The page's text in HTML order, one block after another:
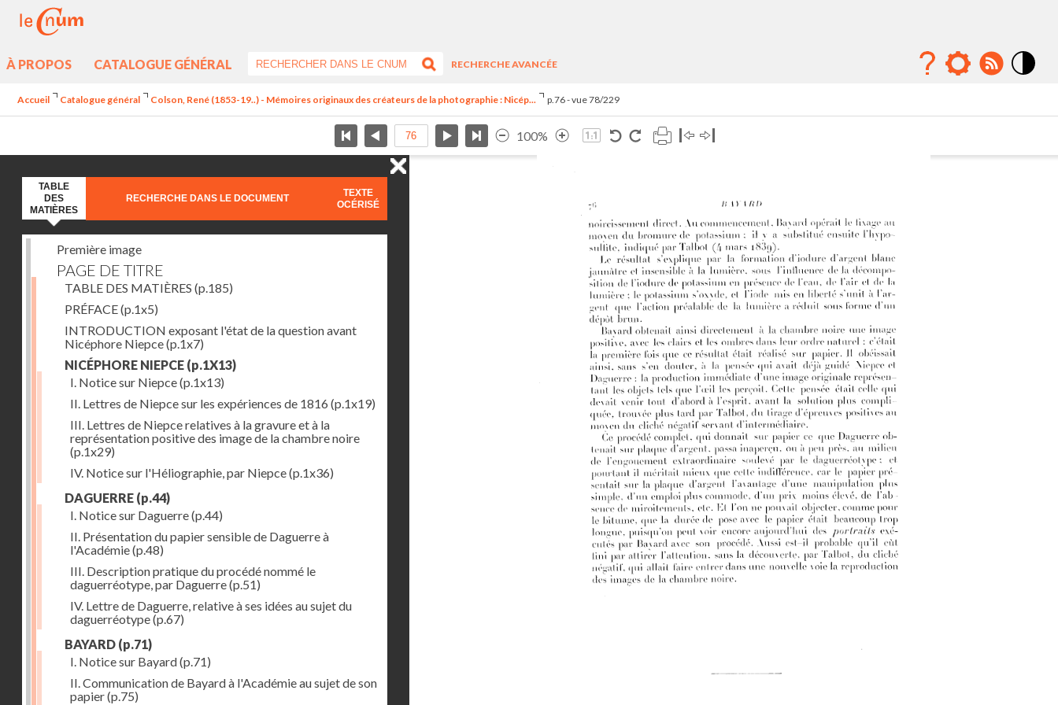
À PROPOS CATALOGUE GÉNÉRAL
RECHERCHE AVANCÉE
Accueil Catalogue général Colson, René (1853-19..) - Mémoires originaux des créateurs de la photographie : Nicép... p.76 - vue 78/229
100%
TABLE
DES
MATIÈRES
RECHERCHE DANS LE DOCUMENT
TEXTE
OCÉRISÉ
Première image
PAGE DE TITRE
TABLE DES MATIÈRES (p.185)
PRÉFACE(p.1x5)
INTRODUCTION exposant l'état de la question avant
Nicéphore Niepce(p.1x7)
NICÉPHORE NIEPCE (p.1X13)
I. Notice sur Niepce(p.1x13)
II. Lettres de Niepce sur les expériences de 1816 (p.1x19)
III. Lettres de Niepce relatives à la gravure et à la
représentation positive des image de la chambre noire
(p.1x29)
IV. Notice sur l'Héliographie, par Niepce(p.1x36)
DAGUERRE (p.44)
I. Notice sur Daguerre(p.44)
II. Présentation du papier sensible de Daguerre à
l'Académie(p.48)
III. Description pratique du procédé nommé le
daguerréotype, par Daguerre(p.51)
IV. Lettre de Daguerre, relative à ses idées au sujet du
daguerréotype(p.67)
BAYARD (p.71)
I. Notice sur Bayard(p.71)
II. Communication de Bayard à l'Académie au sujet de son
papier(p.75)